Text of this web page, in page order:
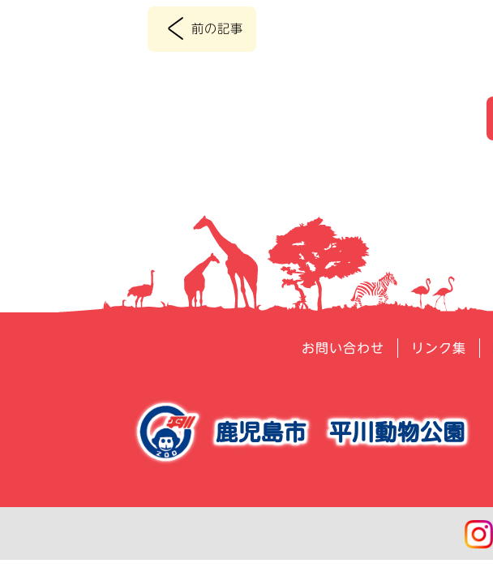
< 前の記事
お問い合わせ リンク集
鹿児島市平川動物公園